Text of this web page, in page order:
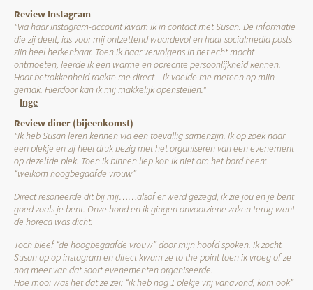
Review Instagram
"Via haar Instagram-account kwam ik in contact met Susan. De informatie
die zij deelt, ias voor mij ontzettend waardevol en haar socialmedia posts
zijn heel herkenbaar. Toen ik haar vervolgens in het echt mocht
ontmoeten, leerde ik een warme en oprechte persoonlijkheid kennen.
Haar betrokkenheid raakte me direct – ik voelde me meteen op mijn
gemak. Hierdoor kan ik mij makkelijk openstellen."
- Inge
Review diner (bijeenkomst)
"Ik heb Susan leren kennen via een toevallig samenzijn. Ik op zoek naar
een plekje en zij heel druk bezig met het organiseren van een evenement
op dezelfde plek. Toen ik binnen liep kon ik niet om het bord heen:
“welkom hoogbegaafde vrouw”
Direct resoneerde dit bij mij……alsof er werd gezegd, ik zie jou en je bent
goed zoals je bent. Onze hond en ik gingen onvoorziene zaken terug want
de horeca was dicht.
Toch bleef “de hoogbegaafde vrouw” door mijn hoofd spoken. Ik zocht
Susan op op instagram en direct kwam ze to the point toen ik vroeg of ze
nog meer van dat soort evenementen organiseerde.
Hoe mooi was het dat ze zei: “ik heb nog 1 plekje vrij vanavond, kom ook”